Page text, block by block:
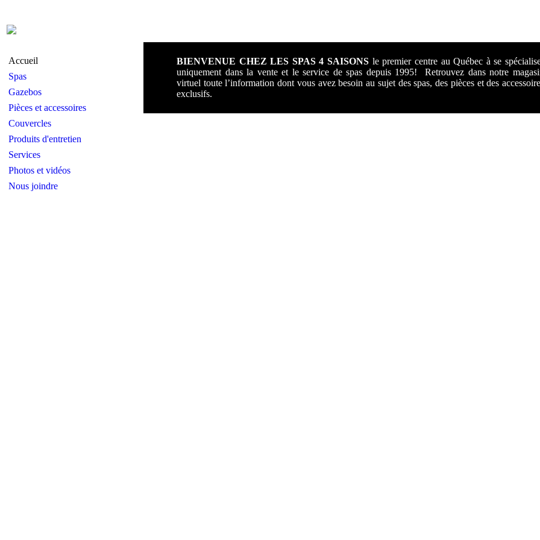
Accueil
Spas
Gazebos
Pièces et accessoires
Couvercles
Produits d'entretien
Services
Photos et vidéos
Nous joindre
BIENVENUE CHEZ LES SPAS 4 SAISONS le premier centre au Québec à se
uniquement dans la vente et le service de spas depuis 1995! Retrouvez dans notre
virtuel toute l’information dont vous avez besoin au sujet des spas, des pièces et des
exclusifs.